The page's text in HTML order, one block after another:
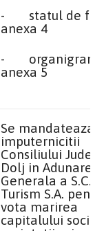
- statul de
anexa 4
-
anexa 5
Se mandateaza
imputernicitii
Consiliului
Dolj in Adunarea
Generala a S.C.
Turism S.A.
vota marirea
capitalului